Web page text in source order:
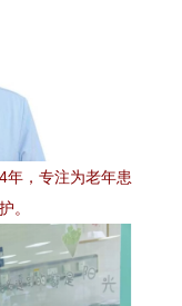
年，专注为老年患
。